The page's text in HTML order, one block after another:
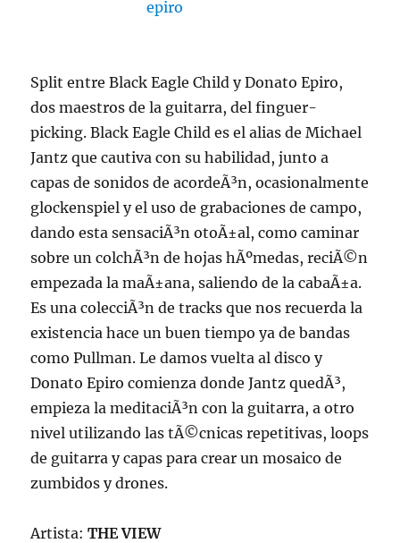
Split entre Black Eagle Child y Donato Epiro,
dos maestros de la guitarra, del finguer-
picking. Black Eagle Child es el alias de Michael
Jantz que cautiva con su habilidad, junto a
capas de sonidos de acordeÃ³n, ocasionalmente
glockenspiel y el uso de grabaciones de campo,
dando esta sensaciÃ³n otoÃ±al, como caminar
sobre un colchÃ³n de hojas hÃºmedas, reciÃ©n
empezada la maÃ±ana, saliendo de la cabaÃ±a.
Es una colecciÃ³n de tracks que nos recuerda la
existencia hace un buen tiempo ya de bandas
como Pullman. Le damos vuelta al disco y
Donato Epiro comienza donde Jantz quedÃ³,
empieza la meditaciÃ³n con la guitarra, a otro
nivel utilizando las tÃ©cnicas repetitivas, loops
de guitarra y capas para crear un mosaico de
zumbidos y drones.
Artista:THE VIEW